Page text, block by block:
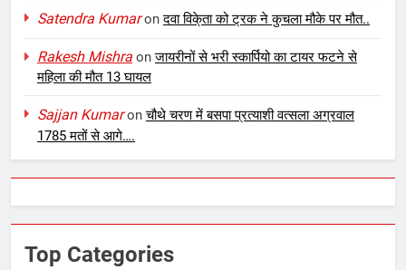
Satendra Kumaronदवा विके्ता को ट्रक ने कुचला मौके पर मौत..
Rakesh Mishra onजायरीनों से भरी स्कार्पियो का टायर फटने से
महिला की मौत 13 घायल
Sajjan Kumaronचौथे चरण में बसपा प्रत्याशी वत्सला अग्रवाल
1785 मतों से आगे….
Top Categories